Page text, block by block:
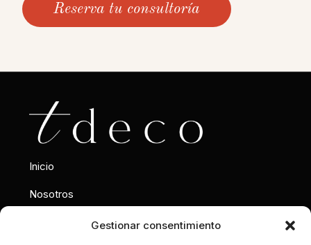
Gestionar consentimiento
Reserva tu consultoría
Inicio
Nosotros